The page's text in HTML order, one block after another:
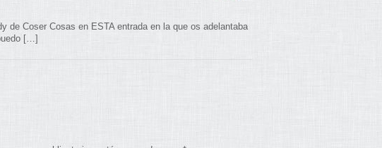
Coser Cosas en ESTA entrada en la que os adelantaba
[…]